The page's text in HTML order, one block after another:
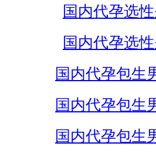
国内代孕选
国内代孕选
国内代孕包生
国内代孕包生
国内代孕包生